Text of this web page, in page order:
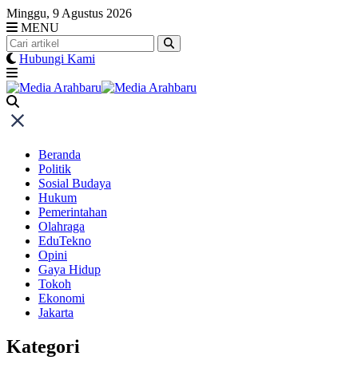
Skip
to
content
Minggu, 9 Agustus 2026
MENU
Hubungi Kami
Beranda
Politik
Sosial Budaya
Hukum
Pemerintahan
Olahraga
EduTekno
Opini
Gaya Hidup
Tokoh
Ekonomi
Jakarta
Kategori